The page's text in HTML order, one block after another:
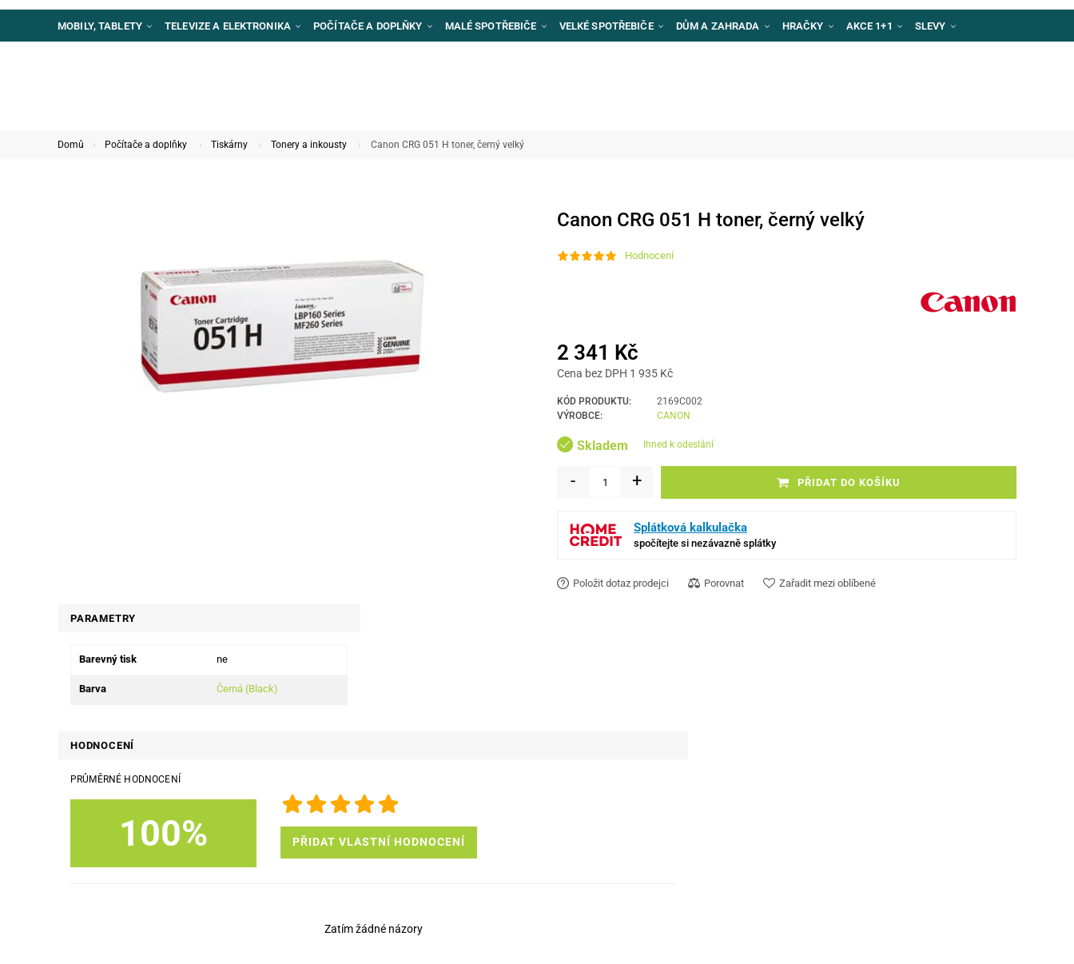
MOBILY, TABLETY TELEVIZE A ELEKTRONIKA POČÍTAČE A DOPLŇKY MALÉ SPOTŘEBIČE VELKÉ SPOTŘEBIČE DŮM A ZAHRADA HRAČKY AKCE 1+1 SLEVY
Domů Počítače a doplňky Tiskárny Tonery a inkousty Canon CRG 051 H toner, černý velký
Canon CRG 051 H toner, černý velký
Hodnocení
2 341 Kč
Cena bez DPH 1 935 Kč
KÓD PRODUKTU:
2169C002
VÝROBCE:
CANON
Skladem ihned k odeslání
- + PŘIDAT DO KOŠÍKU
Splátková kalkulačka
spočítejte si nezávazně splátky
Položit dotaz prodejci Porovnat Zařadit mezi oblíbené
PARAMETRY
Barevný tisk ne
Barva Černá (Black)
HODNOCENÍ
PRŮMĚRNÉ HODNOCENÍ
100% PŘIDAT VLASTNÍ HODNOCENÍ
Zatím žádné názory